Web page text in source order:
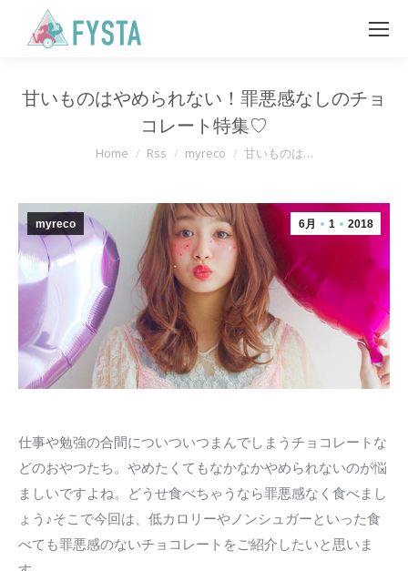
甘いものはやめられない！罪悪感なしのチョ
コレート特集♡
You are here:
Home Rss myreco 甘いものは…
6月 1 2018
myreco
仕事や勉強の合間についついつまんでしまうチョコレートな
どのおやつたち。やめたくてもなかなかやめられないのが悩
ましいですよね。どうせ食べちゃうなら罪悪感なく食べまし
ょう♪そこで今回は、低カロリーやノンシュガーといった食
べても罪悪感のないチョコレートをご紹介したいと思いま